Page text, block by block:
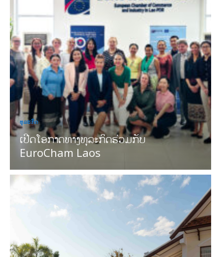
ທຸລະກິດ
ເປີດໂອກາດທາງທຸລະກິດຮ່ວມກັບ
EuroCham Laos